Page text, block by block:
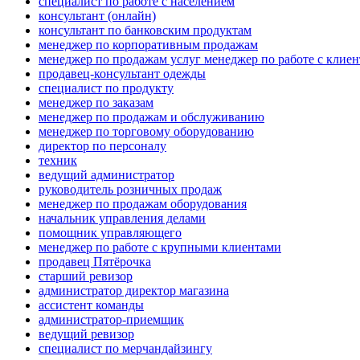
консультант (онлайн)
консультант по банковским продуктам
менеджер по корпоративным продажам
менеджер по продажам услуг менеджер по работе с
продавец-консультант одежды
специалист по продукту
менеджер по заказам
менеджер по продажам и обслуживанию
менеджер по торговому оборудованию
директор по персоналу
техник
ведущий администратор
руководитель розничных продаж
менеджер по продажам оборудования
начальник управления делами
помощник управляющего
менеджер по работе с крупными клиентами
продавец Пятёрочка
старший ревизор
администратор директор магазина
ассистент команды
администратор-приемщик
ведущий ревизор
специалист по мерчандайзингу